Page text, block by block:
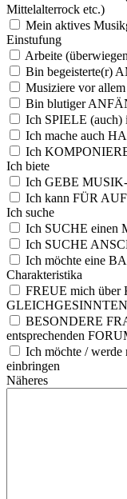
Mittelalterrock etc.)
Mein aktives
Einstufung
Arbeite
Bin begeisterte(r)
Musiziere vor
Bin blutiger
Ich SPIELE
Ich mache auch
Ich
Ich biete
Ich GEBE
Ich kann FÜR
Ich suche
Ich SUCHE einen
Ich SUCHE
Ich möchte eine
Charakteristika
FREUE mich
GLEICHGESINNTEN
BESONDERE
entsprechenden
Ich möchte /
einbringen
Näheres